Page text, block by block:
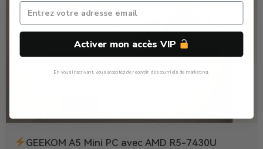
GEEKOM A5 Mini PC avec AMD R5-7430U
Activer mon accès VIP
En vous inscrivant, vous acceptez de recevoir des courriels de marketing.